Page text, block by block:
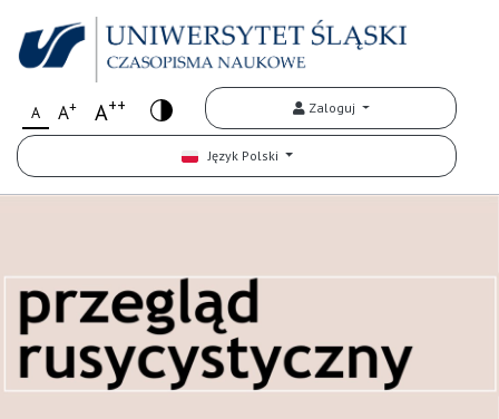
A A+ A++ Zaloguj
Język Polski